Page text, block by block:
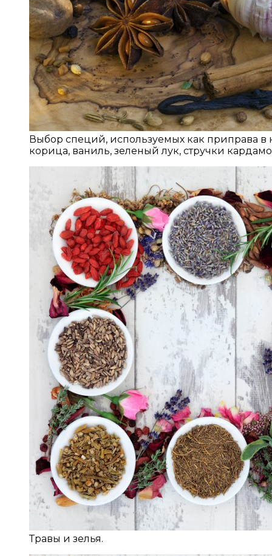
Выбор специй, используемых как приправа в
корица, ваниль, зеленый лук, стручки
Травы и зелья.